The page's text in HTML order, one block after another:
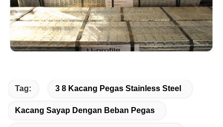
Tag: 3 8 Kacang Pegas Stainless Steel
Kacang Sayap Dengan Beban Pegas